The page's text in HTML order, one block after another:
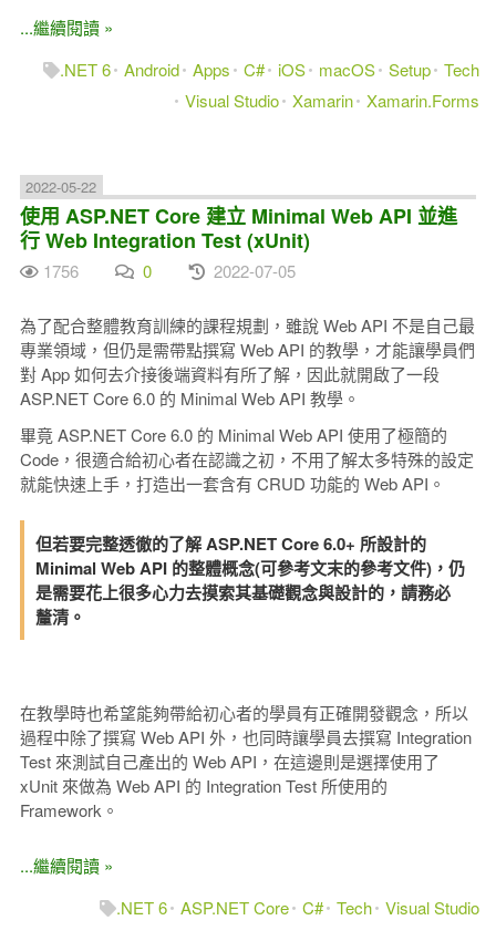
...繼續閱讀 »
.NET 6 Android Apps C# iOS macOS Setup Tech
Visual Studio Xamarin Xamarin.Forms
2022-05-22
使用 ASP.NET Core 建立 Minimal Web API 並進
行 Web Integration Test (xUnit)
1756 0 2022-07-05
為了配合整體教育訓練的課程規劃，雖說 Web API 不是自己最
專業領域，但仍是需帶點撰寫 Web API 的教學，才能讓學員們
對 App 如何去介接後端資料有所了解，因此就開啟了一段
ASP.NET Core 6.0 的 Minimal Web API 教學。
畢竟 ASP.NET Core 6.0 的 Minimal Web API 使用了極簡的
Code，很適合給初心者在認識之初，不用了解太多特殊的設定
就能快速上手，打造出一套含有 CRUD 功能的 Web API。
但若要完整透徹的了解 ASP.NET Core 6.0+ 所設計的
Minimal Web API 的整體概念(可參考文末的參考文件)，仍
是需要花上很多心力去摸索其基礎觀念與設計的，請務必
釐清。
在教學時也希望能夠帶給初心者的學員有正確開發觀念，所以
過程中除了撰寫 Web API 外，也同時讓學員去撰寫 Integration
Test 來測試自己產出的 Web API，在這邊則是選擇使用了
xUnit 來做為 Web API 的 Integration Test 所使用的
Framework。
...繼續閱讀 »
.NET 6 ASP.NET Core C# Tech Visual Studio